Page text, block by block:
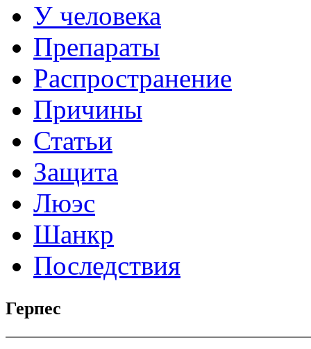
У человека
Препараты
Распространение
Причины
Статьи
Защита
Люэс
Шанкр
Последствия
Герпес